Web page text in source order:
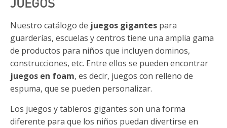
Nuestro catálogo de juegos gigantes para
guarderías, escuelas y centros tiene una amplia gama
de productos para niños que incluyen dominos,
construcciones, etc. Entre ellos se pueden encontrar
juegos en foam, es decir, juegos con relleno de
espuma, que se pueden personalizar.
Los juegos y tableros gigantes son una forma
diferente para que los niños puedan divertirse en